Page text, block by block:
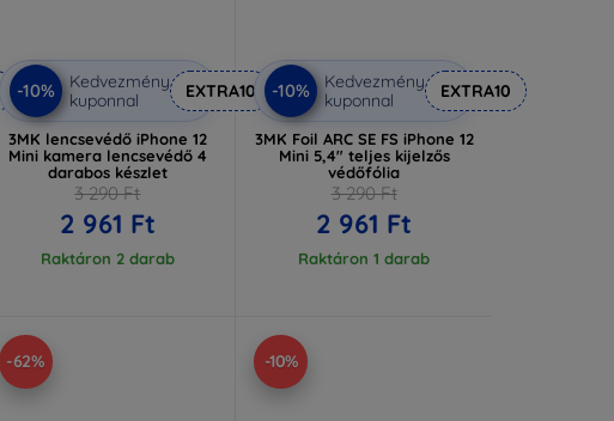
-10%
Kedvezmény
kuponnal
EXTRA10
3MK lencsevédő iPhone 12
Mini kamera lencsevédő 4
darabos készlet
3 290 Ft
2 961 Ft
Raktáron 2 darab
-10%
Kedvezmény
kuponnal
EXTRA10
3MK Foil ARC SE FS iPhone 12
Mini 5,4" teljes kijelzős
védőfólia
3 290 Ft
2 961 Ft
Raktáron 1 darab
-62% -10%